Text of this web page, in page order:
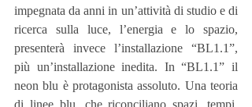
impegnata da anni in un’attività di studio e di
ricerca sulla luce, l’energia e lo spazio,
presenterà invece l’installazione “BL1.1”,
più un’installazione inedita. In “BL1.1” il
neon blu è protagonista assoluto. Una teoria